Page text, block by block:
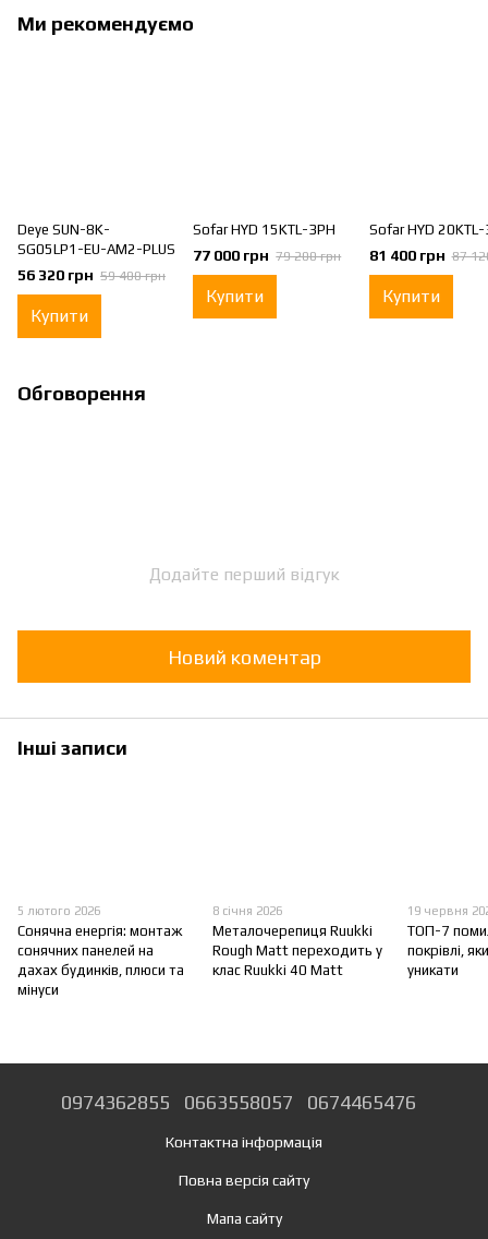
Ми рекомендуємо
Deye SUN-8K-
SG05LP1-EU-AM2-PLUS
56 320 грн 59 400 грн
Купити
Sofar HYD 15KTL-3PH
77 000 грн 79 200 грн
Купити
Sofar HYD 20KTL-
81 400 грн 87
Купити
Обговорення
Додайте перший відгук
Новий коментар
Інші записи
5 лютого 2026
Сонячна енергія: монтаж
сонячних панелей на
дахах будинків, плюси та
мінуси
8 січня 2026
Металочерепиця Ruukki
Rough Matt переходить у
клас Ruukki 40 Matt
19 червня
ТОП-7
покрівлі,
уникати
0974362855 0663558057 0674465476
Контактна інформація
Повна версія сайту
Мапа сайту